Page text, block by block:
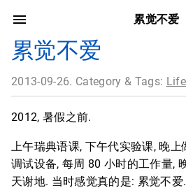
累觉不爱
累觉不爱
2013-09-26. Category & Tags: Life
2012, 暑假之前.
上午瑞典语课, 下午代实验课, 晚
调试设备, 每周 80 小时的工作量,
天谢地. 当时感觉真的是: 累觉不爱.